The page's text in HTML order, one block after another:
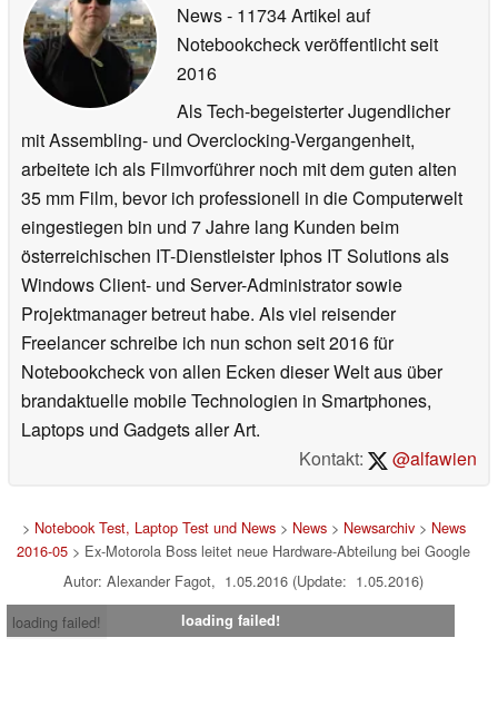
News- 11734 Artikel auf
Notebookcheck veröffentlichtseit
2016
Als Tech-begeisterter Jugendlicher
mit Assembling- und Overclocking-Vergangenheit,
arbeitete ich als Filmvorführer noch mit dem guten alten
35 mm Film, bevor ich professionell in die Computerwelt
eingestiegen bin und 7 Jahre lang Kunden beim
österreichischen IT-Dienstleister Iphos IT Solutions als
Windows Client- und Server-Administrator sowie
Projektmanager betreut habe. Als viel reisender
Freelancer schreibe ich nun schon seit 2016 für
Notebookcheck von allen Ecken dieser Welt aus über
brandaktuelle mobile Technologien in Smartphones,
Laptops und Gadgets aller Art.
Kontakt:
@alfawien
> Notebook Test, Laptop Test und News> News> Newsarchiv> News
2016-05 > Ex-Motorola Boss leitet neue Hardware-Abteilung bei Google
Autor: Alexander Fagot, 1.05.2016 (Update: 1.05.2016)
loading failed!
loading failed!